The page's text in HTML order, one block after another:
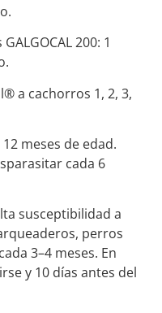
200: 1
a cachorros 1, 2, 3,
meses de edad.
cada 6
susceptibilidad a
perros
3–4 meses. En
y 10 días antes del